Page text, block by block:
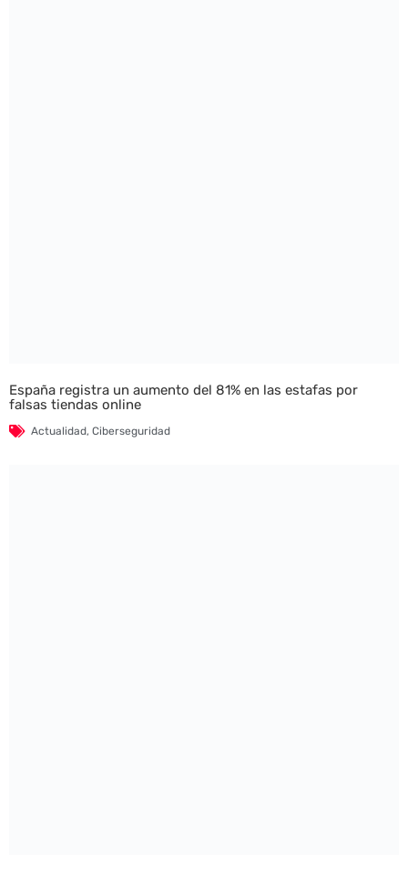
España registra un aumento del 81% en las estafas por
falsas tiendas online
Actualidad, Ciberseguridad